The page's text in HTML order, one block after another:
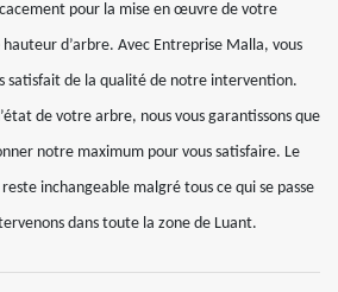
pour la mise en œuvre de votre
d’arbre. Avec Entreprise Malla, vous
satisfait de la qualité de notre intervention.
de votre arbre, nous vous garantissons que
notre maximum pour vous satisfaire. Le
inchangeable malgré tous ce qui se passe
dans toute la zone de Luant.